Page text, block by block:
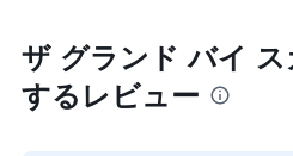
ザ グランド バイ
するレビュー